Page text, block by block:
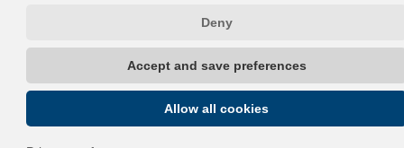
Para a remoção dos óleos, usa-se o
fenômeno da flotação superficial que
permite que estes flutuem na superfície